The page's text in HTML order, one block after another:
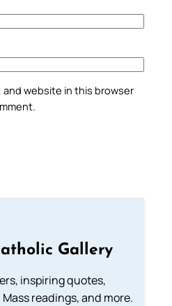
and website in this browser
Gallery
inspiring quotes,
readings, and more.